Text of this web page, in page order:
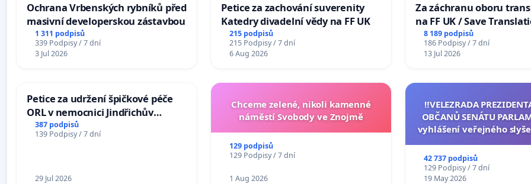
Ochrana Vrbenských rybníků před
masivní developerskou zástavbou
1 311 podpisů
339 Podpisy / 7 dní
3 Jul 2026
Petice za zachování suverenity
Katedry divadelní vědy na FF UK
215 podpisů
215 Podpisy / 7 dní
6 Aug 2026
Za záchranu oboru
na FF UK / Save
Studies at the Faculty of
Charles University
8 189 podpisů
186 Podpisy / 7 dní
13 Jul 2026
Petice za udržení špičkové péče
ORL v nemocnici Jindřichův
Hradec
387 podpisů
139 Podpisy / 7 dní
29 Jul 2026
Chceme zelené, nikoli kamenné
náměstí Svobody ve Znojmě
129 podpisů
129 Podpisy / 7 dní
1 Aug 2026
‼️VELEZRADA
OBČANŮ SENÁTU
vyhlášení veřejného
na přijetí usnesení k
žaloby na prezidenta
42 737 podpisů
129 Podpisy / 7 dní
19 May 2026